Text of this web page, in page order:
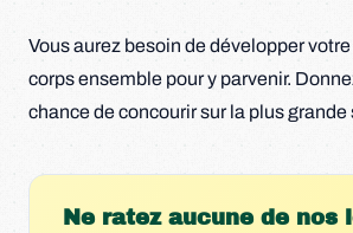
Vous aurez besoin de développer
corps ensemble pour y parvenir.
chance de concourir sur la plus
Ne ratez aucune de nos